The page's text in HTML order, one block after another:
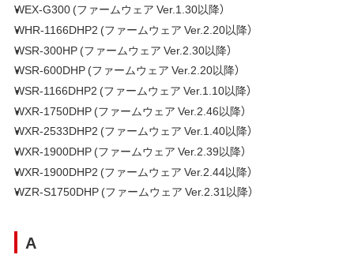
WEX-G300 (ファームウェア Ver.1.30以降）
WHR-1166DHP2 (ファームウェア Ver.2.20以降）
WSR-300HP (ファームウェア Ver.2.30以降）
WSR-600DHP (ファームウェア Ver.2.20以降）
WSR-1166DHP2 (ファームウェア Ver.1.10以降）
WXR-1750DHP (ファームウェア Ver.2.46以降）
WXR-2533DHP2 (ファームウェア Ver.1.40以降）
WXR-1900DHP (ファームウェア Ver.2.39以降）
WXR-1900DHP2 (ファームウェア Ver.2.44以降）
WZR-S1750DHP (ファームウェア Ver.2.31以降）
A